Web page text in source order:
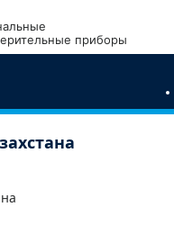
приборы